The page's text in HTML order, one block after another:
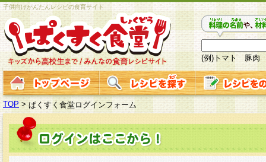
子供向けかんたんレシピの食育サイト
(例)トマト 豚肉
TOP > ぱくすく食堂ログインフォーム